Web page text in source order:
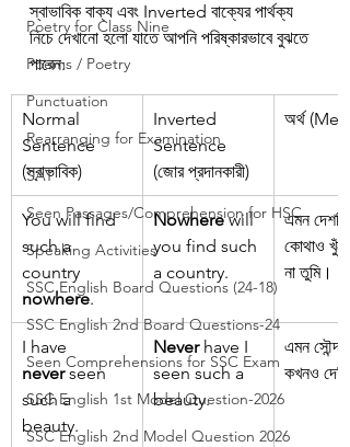
Poetry for Class Nine
Poems / Poetry
Punctuation
Rearranging for Examination
SAT
Seen Passages/Comprehension for HSC
Speaking Activities
SSC English Board Questions (24-18)
SSC English 2nd Board Questions-24
Seen Comprehensions for SSC Exam
SSC English 1st Model Question-2026
SSC English 2nd Model Question 2026
স্বাভাবিক বাক্য এবং Inverted বাক্যের পার্থক্য
নিচে দেখানো হলো যাতে আপনি পরিষ্কারভাবে বুঝতে
পারেন:
Normal
Sentence
(স্বাভাবিক)
Inverted
Sentence
(জোর প্রদানকারী)
অর্থ
You will find
such a
country
nowhere.
Nowhere will
you find such
a country.
এমন দেশটি
কোথাও খুঁজে
না তুমি।
I have
never seen
such a
beauty.
Never have I
seen such a
beauty.
এমন
কখনও